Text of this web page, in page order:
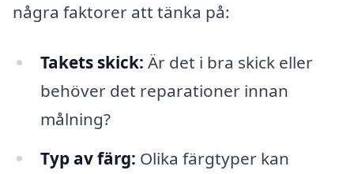
några faktorer att tänka på:
Takets skick: Är det i bra skick eller
behöver det reparationer innan
målning?
Typ av färg: Olika färgtyper kan